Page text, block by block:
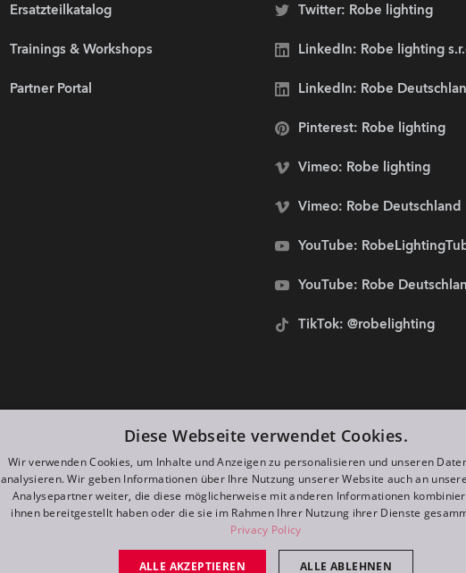
Ersatzteilkatalog
Trainings & Workshops
Partner Portal
Twitter: Robe lighting
LinkedIn: Robe lighting
LinkedIn: Robe
Pinterest: Robe lighting
Vimeo: Robe lighting
Vimeo: Robe Deutschland
YouTube:
YouTube: Robe
TikTok: @robelighting
Diese Webseite verwendet Cookies.
Wir verwenden Cookies, um Inhalte und Anzeigen zu personalisieren und unseren
analysieren. Wir geben Informationen über Ihre Nutzung unserer Website auch an
Analysepartner weiter, die diese möglicherweise mit anderen Informationen
ihnen bereitgestellt haben oder die sie im Rahmen Ihrer Nutzung ihrer Dienste
Privacy Policy
ALLE AKZEPTIEREN ALLE ABLEHNEN